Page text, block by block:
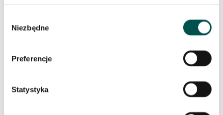
zgody
Niezbędne
Preferencje
Statystyka
PODOBNE PRODUKTY